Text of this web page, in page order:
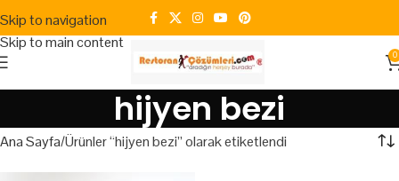
Skip to navigation
Skip to main content
0
hijyen bezi
Ana Sayfa Ürünler “hijyen bezi” olarak etiketlendi